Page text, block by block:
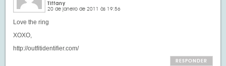
Tiffany
20 de janeiro de 2011 às 19:56
Love the ring
XOXO,
http://outfitidentifier.com/
RESPONDER